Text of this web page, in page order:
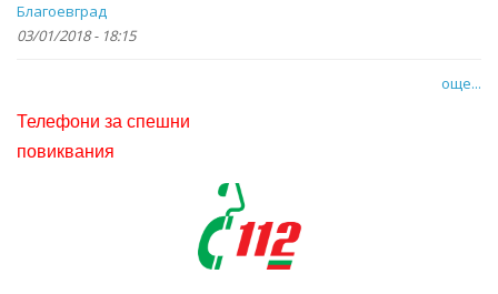
Благоевград
03/01/2018 - 18:15
още...
Телефони за спешни
повиквания